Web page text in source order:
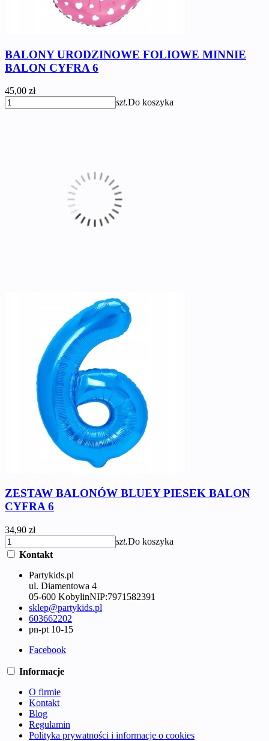
BALONY URODZINOWE FOLIOWE MINNIE
BALON CYFRA 6
45,00 zł
szt.Do koszyka
ZESTAW BALONÓW BLUEY PIESEK BALON
CYFRA 6
34,90 zł
szt.Do koszyka
Kontakt
Partykids.pl
ul. Diamentowa 4
05-600 KobylinNIP:7971582391
sklep@partykids.pl
603662202
pn-pt 10-15
Facebook
Informacje
O firmie
Kontakt
Blog
Regulamin
Polityka prywatności i informacje o cookies